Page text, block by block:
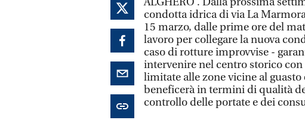
condotta idrica di via La
15 marzo, dalle prime ore del
lavoro per collegare la nuova
caso di rotture improvvise -
intervenire nel centro storico
limitate alle zone vicine al
beneficerà in termini di qualità
controllo delle portate e dei